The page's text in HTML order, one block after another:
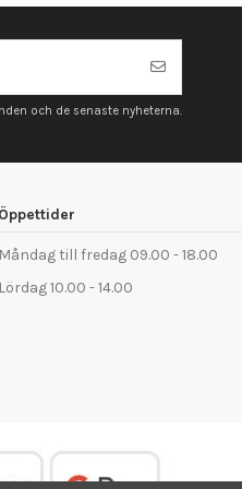
och de senaste nyheterna.
Öppettider
Måndag till fredag 09.00 - 18.00
Lördag 10.00 - 14.00